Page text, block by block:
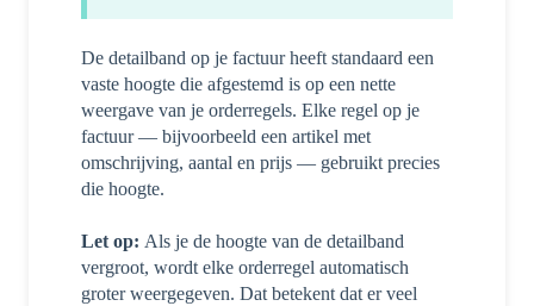
De detailband op je factuur heeft standaard een
vaste hoogte die afgestemd is op een nette
weergave van je orderregels. Elke regel op je
factuur — bijvoorbeeld een artikel met
omschrijving, aantal en prijs — gebruikt precies
die hoogte.
Let op: Als je de hoogte van de detailband
vergroot, wordt elke orderregel automatisch
groter weergegeven. Dat betekent dat er veel